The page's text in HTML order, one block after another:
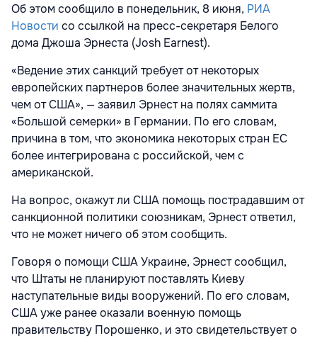
Об этом сообщило в понедельник, 8 июня, РИА
Новости со ссылкой на пресс-секретаря Белого
дома Джоша Эрнеста (Josh Earnest).
«Ведение этих санкций требует от некоторых
европейских партнеров более значительных жертв,
чем от США», — заявил Эрнест на полях саммита
«Большой семерки» в Германии. По его словам,
причина в том, что экономика некоторых стран ЕС
более интегрирована с российской, чем с
американской.
На вопрос, окажут ли США помощь пострадавшим от
санкционной политики союзникам, Эрнест ответил,
что не может ничего об этом сообщить.
Говоря о помощи США Украине, Эрнест сообщил,
что Штаты не планируют поставлять Киеву
наступательные виды вооружений. По его словам,
США уже ранее оказали военную помощь
правительству Порошенко, и это свидетельствует о